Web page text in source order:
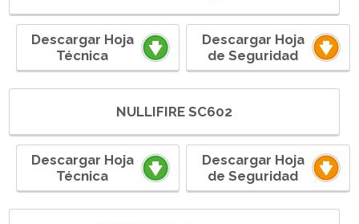
Descargar Hoja
Técnica
Descargar Hoja
de Seguridad
NULLIFIRE SC602
Descargar Hoja
Técnica
Descargar Hoja
de Seguridad